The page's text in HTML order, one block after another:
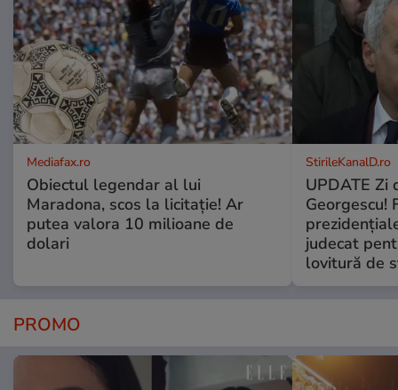
Mediafax.ro
Obiectul legendar al lui
Maradona, scos la licitație! Ar
putea valora 10 milioane de
dolari
StirileKanalD.ro
UPDATE Zi
Georgescu!
judecat
lovitură de
PROMO